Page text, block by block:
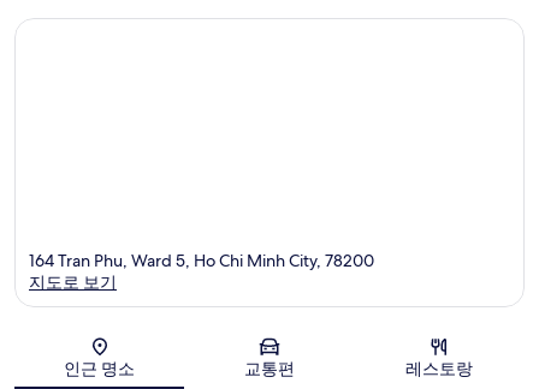
지도
164 Tran Phu, Ward 5, Ho Chi Minh City, 78200
지도로 보기
인근 명소 교통편 레스토랑